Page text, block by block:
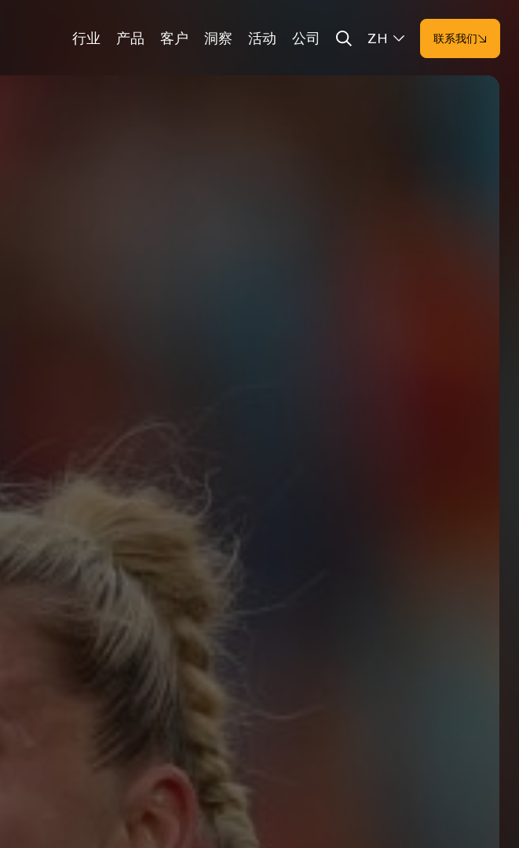
行业
产品 客户 洞察 活动 公司 ZH 联系我们